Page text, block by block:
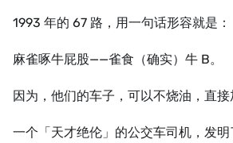
1993 年的 67 路，用一句话形容就是：
麻雀啄牛屁股——雀食（确实）牛 B。
因为，他们的车子，可以不烧油，直接
一个「天才绝伦」的公交车司机，发